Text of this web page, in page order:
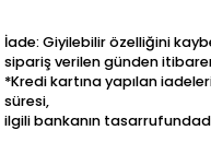
İade: Giyilebilir özelliğini
sipariş verilen günden
*Kredi kartına yapılan
süresi,
ilgili bankanın